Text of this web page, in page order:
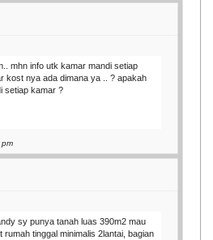
mhn info utk kamar mandi setiap
kost nya ada dimana ya .. ? apakah
setiap kamar ?
sy punya tanah luas 390m2 mau
rumah tinggal minimalis 2lantai, bagian